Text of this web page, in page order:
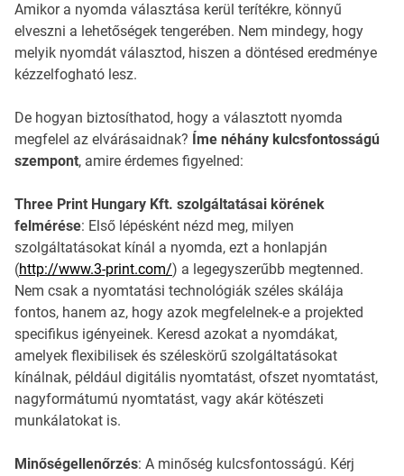
Amikor a nyomda választása kerül terítékre, könnyű
elveszni a lehetőségek tengerében. Nem mindegy, hogy
melyik nyomdát választod, hiszen a döntésed eredménye
kézzelfogható lesz.
De hogyan biztosíthatod, hogy a választott nyomda
megfelel az elvárásaidnak? Íme néhány kulcsfontosságú
szempont, amire érdemes figyelned:
Three Print Hungary Kft. szolgáltatásai körének
felmérése: Első lépésként nézd meg, milyen
szolgáltatásokat kínál a nyomda, ezt a honlapján
(http://www.3-print.com/) a legegyszerűbb megtenned.
Nem csak a nyomtatási technológiák széles skálája
fontos, hanem az, hogy azok megfelelnek-e a projekted
specifikus igényeinek. Keresd azokat a nyomdákat,
amelyek flexibilisek és széleskörű szolgáltatásokat
kínálnak, például digitális nyomtatást, ofszet nyomtatást,
nagyformátumú nyomtatást, vagy akár kötészeti
munkálatokat is.
Minőségellenőrzés: A minőség kulcsfontosságú. Kérj